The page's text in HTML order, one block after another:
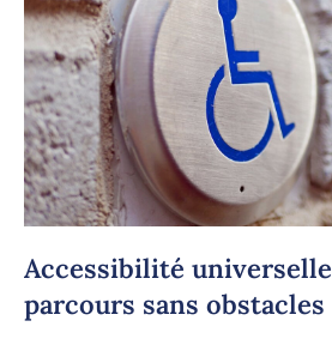
Accessibilité
parcours sans obstacles